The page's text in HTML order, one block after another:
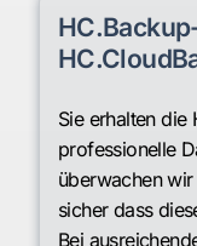
Sie erhalten
professionelle
überwachen
sicher dass
Bei